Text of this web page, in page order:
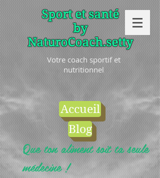
Sport et santé
by
NaturoCoach.setty
Votre coach sportif et
nutritionnel
Accueil
Blog
Que ton aliment soit ta seule
médecine !